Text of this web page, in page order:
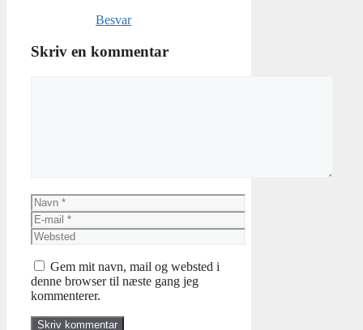
Besvar
Skriv en kommentar
Navn
E-
mail
Websted
Gem mit navn, mail og websted i
denne browser til næste gang jeg
kommenterer.